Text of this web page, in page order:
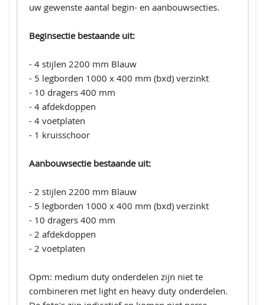
uw gewenste aantal begin- en aanbouwsecties.
Beginsectie bestaande uit:
- 4 stijlen 2200 mm Blauw
- 5 legborden 1000 x 400 mm (bxd) verzinkt
- 10 dragers 400 mm
- 4 afdekdoppen
- 4 voetplaten
- 1 kruisschoor
Aanbouwsectie bestaande uit:
- 2 stijlen 2200 mm Blauw
- 5 legborden 1000 x 400 mm (bxd) verzinkt
- 10 dragers 400 mm
- 2 afdekdoppen
- 2 voetplaten
Opm: medium duty onderdelen zijn niet te
combineren met light en heavy duty onderdelen.